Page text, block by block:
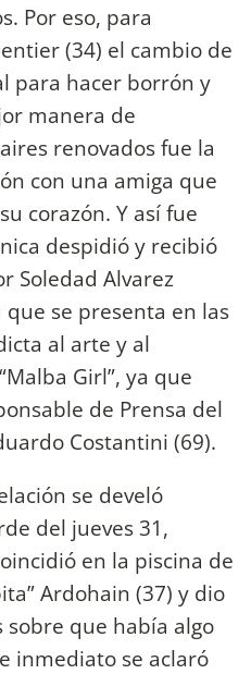
Por eso, para
(34) el cambio de
para hacer borrón y
manera de
renovados fue la
con una amiga que
corazón. Y así fue
despidió y recibió
Soledad Alvarez
se presenta en las
al arte y al
Girl”, ya que
de Prensa del
Costantini (69).
se develó
del jueves 31,
en la piscina de
Ardohain (37) y dio
sobre que había algo
inmediato se aclaró